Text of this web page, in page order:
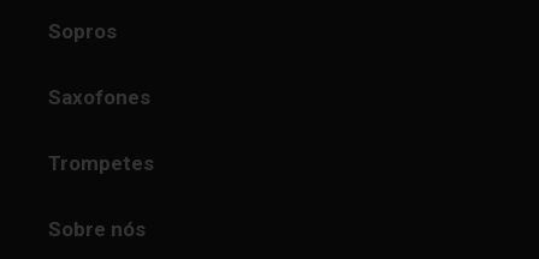
Sopros
Saxofones
Trompetes
Sobre nós